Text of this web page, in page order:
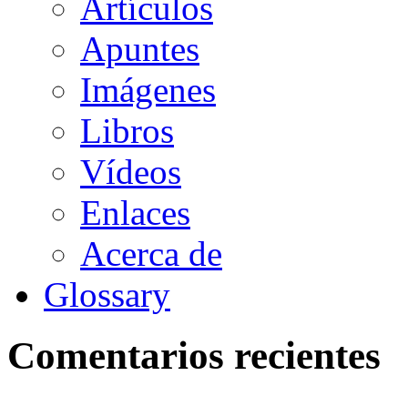
Artículos
Apuntes
Imágenes
Libros
Vídeos
Enlaces
Acerca de
Glossary
Comentarios recientes